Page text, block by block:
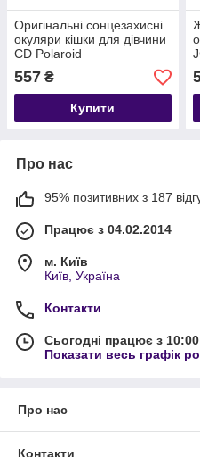
Оригінальні сонцезахисні
окуляри кішки для дівчини
CD Polaroid
557 ₴
Купити
Про нас
95% позитивних з 187
Працює з 04.02.2014
м. Київ
Київ, Україна
Контакти
Сьогодні працює з
Показати весь графік
Про нас
Контакти